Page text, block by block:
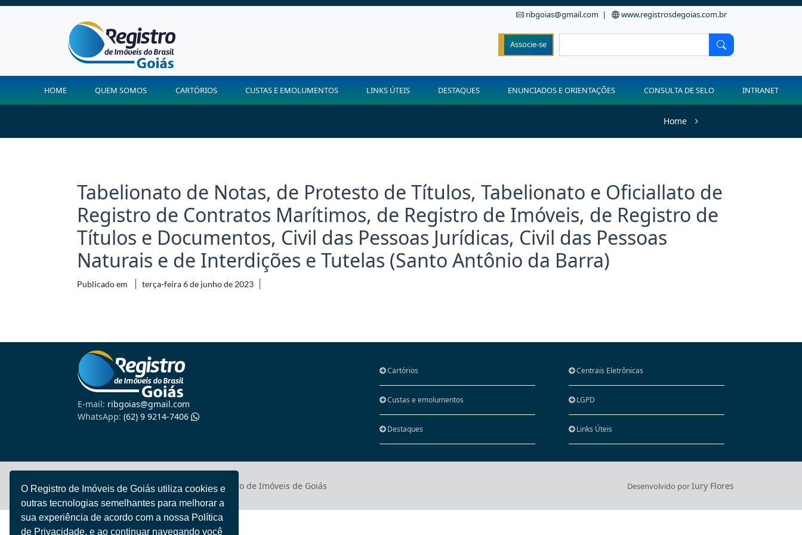
O Registro de Imóveis de Goiás utiliza cookies e
outras tecnologias semelhantes para melhorar a
sua experiência de acordo com a nossa Política
de Privacidade, e ao continuar navegando você
ribgoias@gmail.com | www.registrosdegoias.com.br
Associe-se
HOME QUEM SOMOS CARTÓRIOS CUSTAS E EMOLUMENTOS LINKS ÚTEIS DESTAQUES ENUNCIADOS E ORIENTAÇÕES CONSULTA DE SELO INTRANET
Home
Tabelionato de Notas, de Protesto de Títulos, Tabelionato e Oficiallato de
Registro de Contratos Marítimos, de Registro de Imóveis, de Registro de
Títulos e Documentos, Civil das Pessoas Jurídicas, Civil das Pessoas
Naturais e de Interdições e Tutelas (Santo Antônio da Barra)
Publicado em terça-feira 6 de junho de 2023
E-mail: ribgoias@gmail.com
WhatsApp: (62) 9 9214-7406
Cartórios
Custas e emolumentos
Destaques
Centrais Eletrônicas
LGPD
Links Úteis
© 2022 - 2026 Todos direitos reservadosRegistro de Imóveis de Goiás Desenvolvido porIury Flores